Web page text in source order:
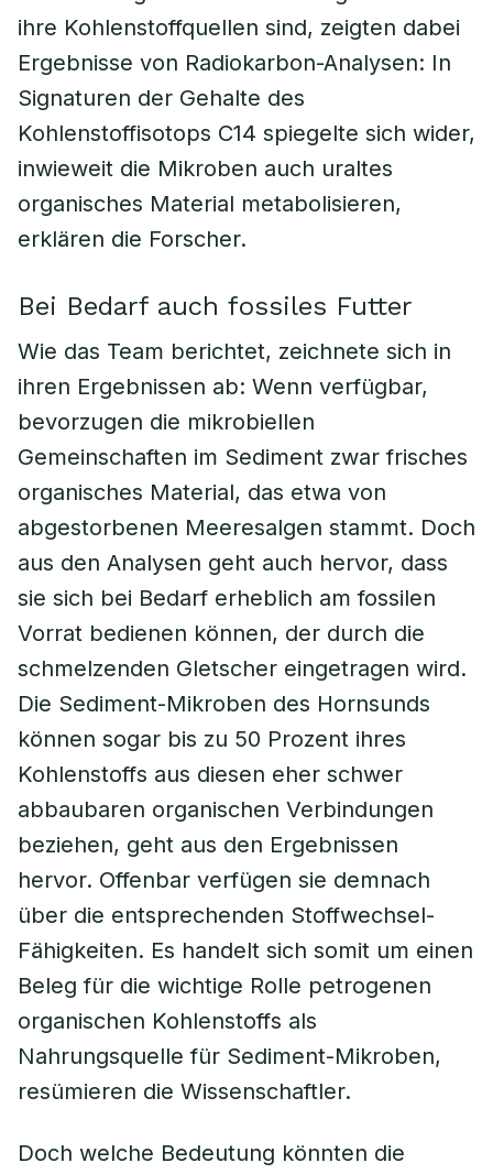
ihre Kohlenstoffquellen sind, zeigten dabei
Ergebnisse von Radiokarbon-Analysen: In
Signaturen der Gehalte des
Kohlenstoffisotops C14 spiegelte sich wider,
inwieweit die Mikroben auch uraltes
organisches Material metabolisieren,
erklären die Forscher.
Bei Bedarf auch fossiles Futter
Wie das Team berichtet, zeichnete sich in
ihren Ergebnissen ab: Wenn verfügbar,
bevorzugen die mikrobiellen
Gemeinschaften im Sediment zwar frisches
organisches Material, das etwa von
abgestorbenen Meeresalgen stammt. Doch
aus den Analysen geht auch hervor, dass
sie sich bei Bedarf erheblich am fossilen
Vorrat bedienen können, der durch die
schmelzenden Gletscher eingetragen wird.
Die Sediment-Mikroben des Hornsunds
können sogar bis zu 50 Prozent ihres
Kohlenstoffs aus diesen eher schwer
abbaubaren organischen Verbindungen
beziehen, geht aus den Ergebnissen
hervor. Offenbar verfügen sie demnach
über die entsprechenden Stoffwechsel-
Fähigkeiten. Es handelt sich somit um einen
Beleg für die wichtige Rolle petrogenen
organischen Kohlenstoffs als
Nahrungsquelle für Sediment-Mikroben,
resümieren die Wissenschaftler.
Doch welche Bedeutung könnten die